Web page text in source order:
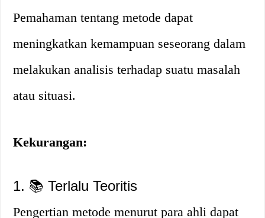
Pemahaman tentang metode dapat
meningkatkan kemampuan seseorang dalam
melakukan analisis terhadap suatu masalah
atau situasi.
Kekurangan:
1. 📚 Terlalu Teoritis
Pengertian metode menurut para ahli dapat